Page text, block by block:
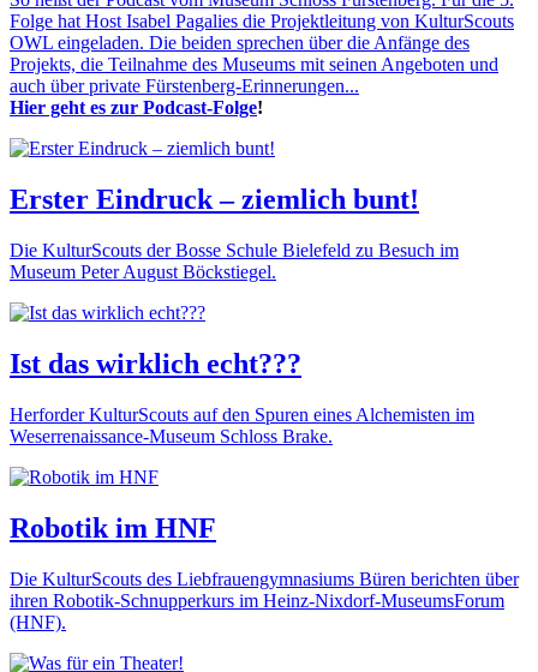
Folge hat Host Isabel Pagalies die Projektleitung von KulturScouts
OWL eingeladen. Die beiden sprechen über die Anfänge des
Projekts, die Teilnahme des Museums mit seinen Angeboten und
auch über private Fürstenberg-Erinnerungen...
Hier geht es zur Podcast-Folge!
Erster Eindruck – ziemlich bunt!
Die KulturScouts der Bosse Schule Bielefeld zu Besuch im
Museum Peter August Böckstiegel.
Ist das wirklich echt???
Herforder KulturScouts auf den Spuren eines Alchemisten im
Weserrenaissance-Museum Schloss Brake.
Robotik im HNF
Die KulturScouts des Liebfrauengymnasiums Büren berichten über
ihren Robotik-Schnupperkurs im Heinz-Nixdorf-MuseumsForum
(HNF).